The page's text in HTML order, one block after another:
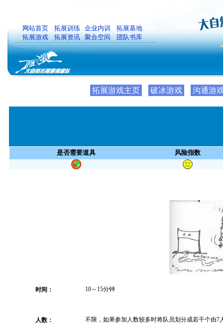
网站首页 拓展训练 企业内训
拓展基地
拓展游戏
拓展资讯 聚合空间 团队书库
拓展游戏主页 破冰游戏 沟通游
是否需要道具 风险指数
时间： 10～15分钟
人数： 不限，如果参加人数较多时将队员划分成若干个由7